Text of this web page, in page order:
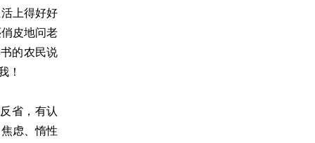
上得好好
皮地问老
的农民说
！
省，有认
虑、惰性